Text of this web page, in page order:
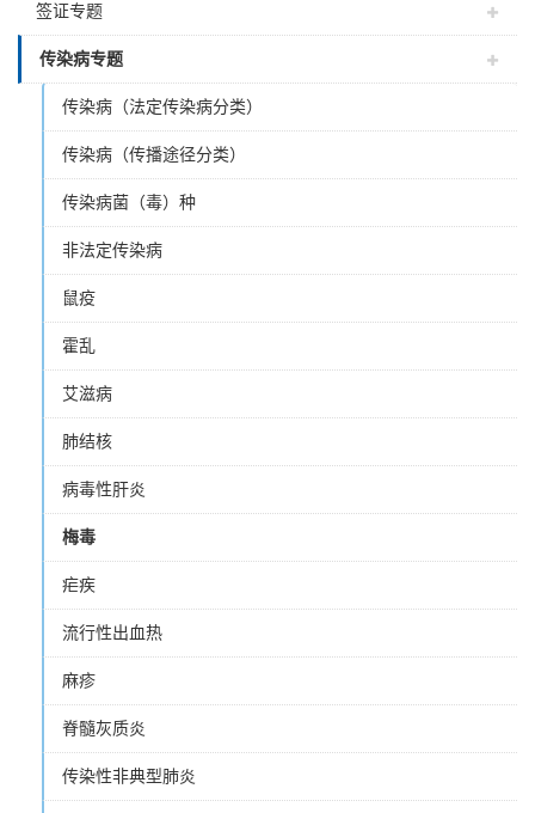
签证专题
传染病专题
传染病（法定传染病分类）
传染病（传播途径分类）
传染病菌（毒）种
非法定传染病
鼠疫
霍乱
艾滋病
肺结核
病毒性肝炎
梅毒
疟疾
流行性出血热
麻疹
脊髓灰质炎
传染性非典型肺炎